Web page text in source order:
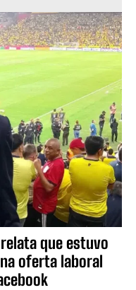
que estuvo
oferta laboral